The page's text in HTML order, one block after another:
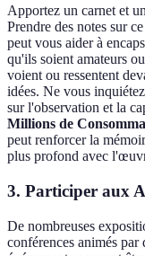
Apportez un carnet et
Prendre des notes sur
peut vous aider à
qu'ils soient amateurs
voient ou ressentent
idées. Ne vous
sur l'observation et la
Millions de
peut renforcer la
plus profond avec
3. Participer aux
De nombreuses
conférences animés par